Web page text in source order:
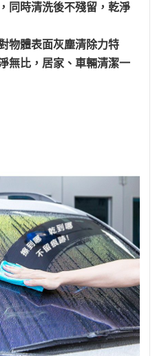
同時清洗後不殘留，乾淨
物體表面灰塵清除力特
無比，居家、車輛清潔一